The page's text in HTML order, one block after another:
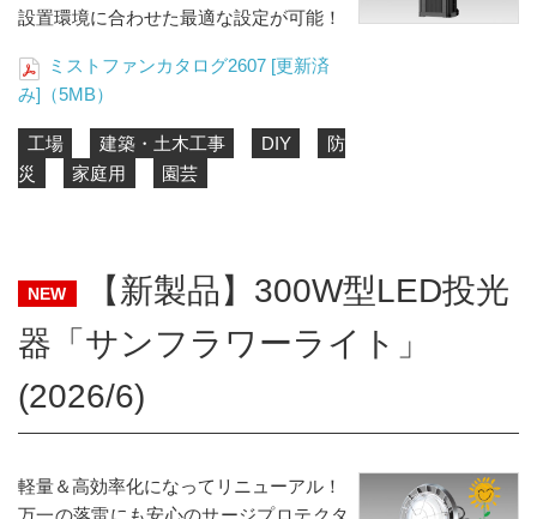
設置環境に合わせた最適な設定が可能！
ミストファンカタログ2607 [更新済
み]（5MB）
工場 建築・土木工事 DIY
防
災
家庭用 園芸
NEW
【新製品】300W型LED投光
器「サンフラワーライト」
(2026/6)
軽量＆高効率化になってリニューアル！
万一の落雷にも安心のサージプロテクタ